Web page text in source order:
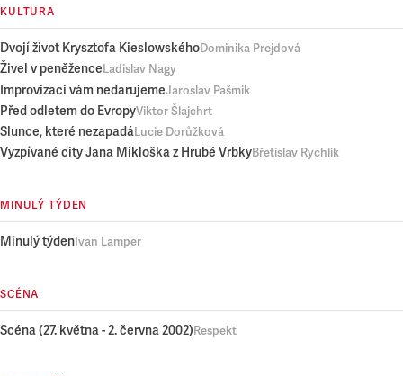
KULTURA
Dvojí život Krysztofa KieslowskéhoDominika Prejdová
Živel v peněženceLadislav Nagy
Improvizaci vám nedarujemeJaroslav Pašmik
Před odletem do EvropyViktor Šlajchrt
Slunce, které nezapadáLucie Dorůžková
Vyzpívané city Jana Mikloška z Hrubé VrbkyBřetislav Rychlík
MINULÝ TÝDEN
Minulý týden Ivan Lamper
SCÉNA
Scéna (27. května - 2. června 2002)Respekt